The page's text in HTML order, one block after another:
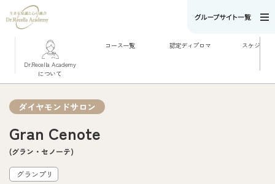
Dr.Recella Academy
について
コース一覧
リフティング術を
製品活用術を学ぶ
必要な科目を選ん
認定ディプロマ スケジュー
ダイヤモンドサロン
Gran Cenote
(グラン・セノーテ)
グランプリ